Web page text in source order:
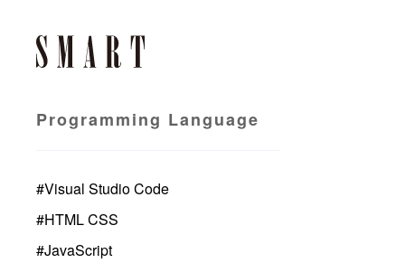
Programming Language
#Visual Studio Code
#HTML CSS
#JavaScript